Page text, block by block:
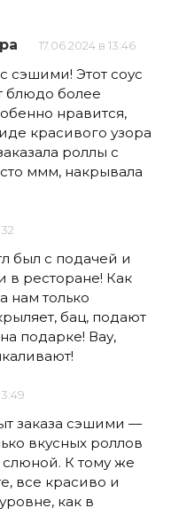
17.06.2024 в 13:46
сэшими! Этот соус
блюдо более
нравится,
красивого узора
роллы с
ммм, накрывала
был с подачей и
ресторане! Как
нам только
бац, подают
подарке! Вау,
заказа сэшими —
вкусных роллов
слюной. К тому же
все красиво и
как в